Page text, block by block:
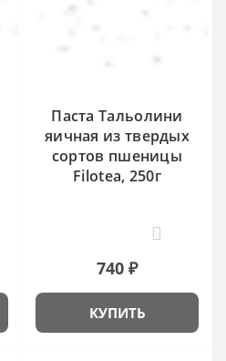
Паста Тальолини
яичная из твердых
сортов пшеницы
Filotea, 250г
740 ₽
КУПИТЬ